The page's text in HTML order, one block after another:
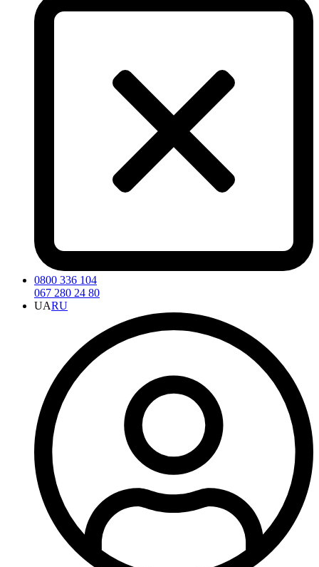
0800 336 104
067 280 24 80
UARU